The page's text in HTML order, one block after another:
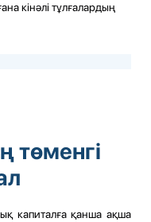
кінәлі тұлғалардың
төменгі
капиталға қанша ақша